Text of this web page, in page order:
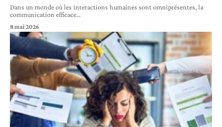
Dans un monde où les interactions humaines sont omniprésentes, la
communication efficace…
8 mai 2026